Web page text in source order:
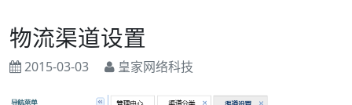
物流渠道设置
2015-03-03 皇家网络科技